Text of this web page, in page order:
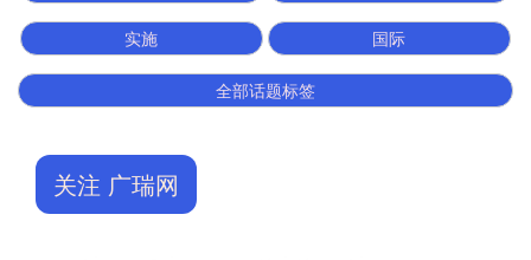
实施 国际
全部话题标签
关注 广瑞网